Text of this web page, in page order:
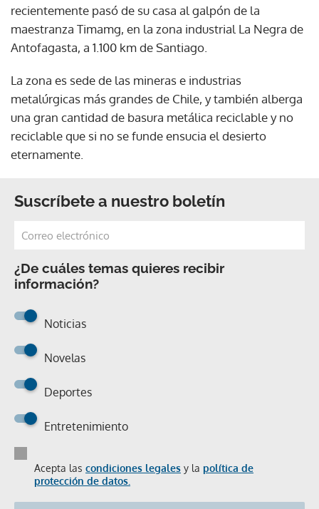
recientemente pasó de su casa al galpón de la
maestranza Timamg, en la zona industrial La Negra de
Antofagasta, a 1.100 km de Santiago.
La zona es sede de las mineras e industrias
metalúrgicas más grandes de Chile, y también alberga
una gran cantidad de basura metálica reciclable y no
reciclable que si no se funde ensucia el desierto
eternamente.
Suscríbete a nuestro boletín
¿De cuáles temas quieres recibir
información?
Noticias
Novelas
Deportes
Entretenimiento
Acepta las condiciones legales y la política de
protección de datos.